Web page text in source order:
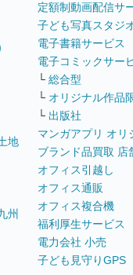
地
州
定額制動画配信サ
子ども写真スタジ
電子書籍サービス
電子コミックサー
└ 総合型
└ オリジナル作品
└ 出版社
マンガアプリ オリ
ブランド品買取 店
オフィス引越し
オフィス通販
オフィス複合機
福利厚生サービス
電力会社 小売
子ども見守りGPS